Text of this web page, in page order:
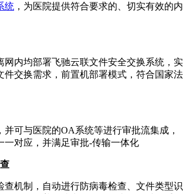
统 ，为医院提供符合要求的、切实有效的内
网内均部署飞驰云联文件安全交换系统，实
件交换需求，前置机部署模式，符合国家法
并可与医院的OA系统等进行审批流集成，
一对应，并满足审批-传输一体化
查机制，自动进行防病毒检查、文件类型识